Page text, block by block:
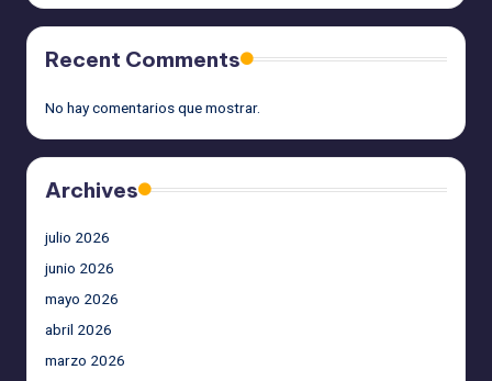
Recent Comments
No hay comentarios que mostrar.
Archives
julio 2026
junio 2026
mayo 2026
abril 2026
marzo 2026